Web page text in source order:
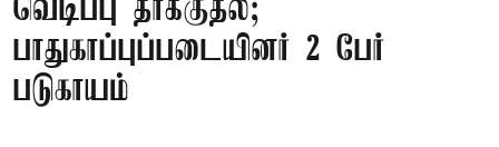
வெடிப்பு தாக்குதல்;
பாதுகாப்புப்படையினர் 2 பேர்
படுகாயம்